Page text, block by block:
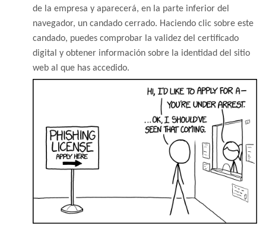
de la empresa y aparecerá, en la parte inferior del
navegador, un candado cerrado. Haciendo clic sobre este
candado, puedes comprobar la validez del certificado
digital y obtener información sobre la identidad del sitio
web al que has accedido.